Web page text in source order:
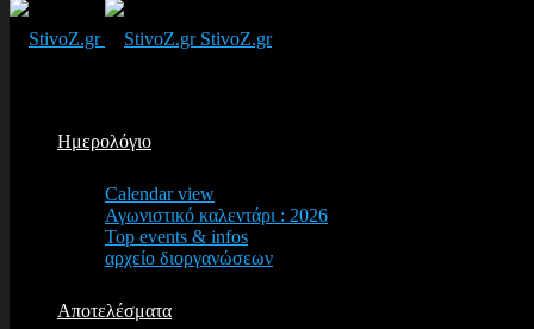
StivoZ.gr
Ημερολόγιο
Calendar view
Αγωνιστικό καλεντάρι : 2026
Top events & infos
αρχείο διοργανώσεων
Αποτελέσματα